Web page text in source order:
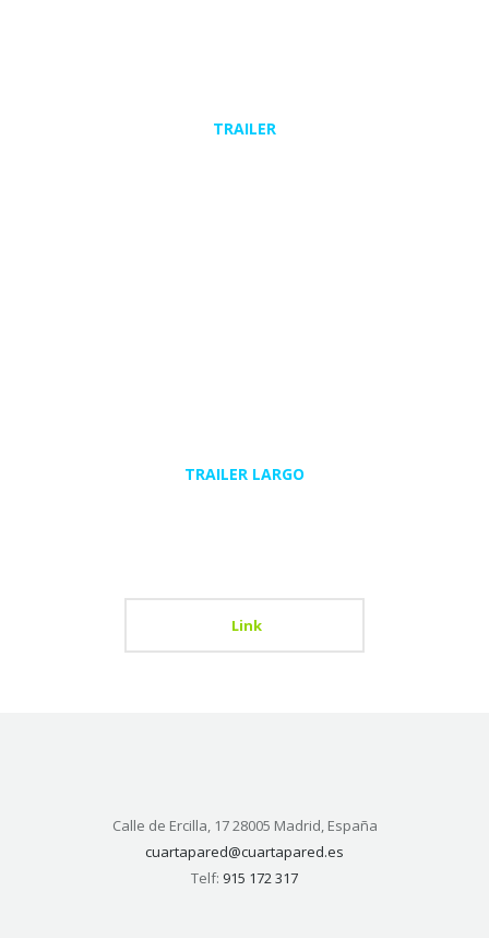
TRAILER
TRAILER LARGO
Link
Calle de Ercilla, 17 28005 Madrid, España
cuartapared@cuartapared.es
Telf: 915 172 317